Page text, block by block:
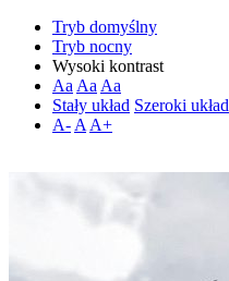
Tryb domyślny
Tryb nocny
Wysoki kontrast
Aa Aa Aa
Stały układ Szeroki układ
A- A A+